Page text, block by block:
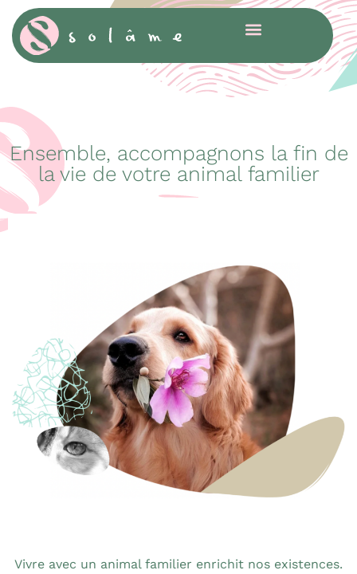
Ensemble, accompagnons la fin de
la vie de votre animal familier
Vivre avec un animal familier enrichit nos existences.
Cookies management panel